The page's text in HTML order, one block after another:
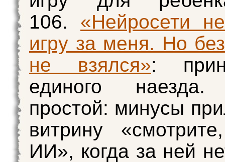
106. «Нейросети
игру за меня. Но
не взялся»:
единого наезда.
простой: минусы
витрину
ИИ», когда за ней